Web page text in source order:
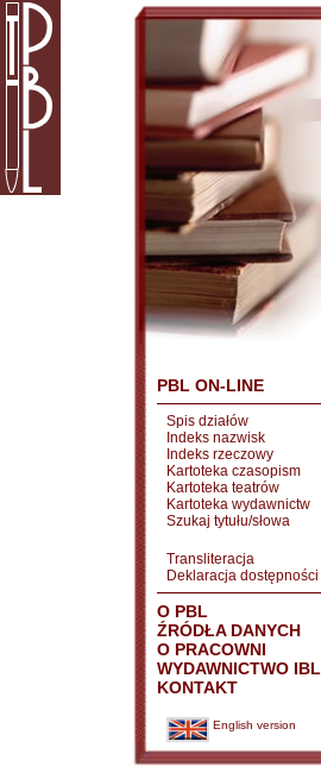
PBL ON-LINE
Spis działów
Indeks nazwisk
Indeks rzeczowy
Kartoteka czasopism
Kartoteka teatrów
Kartoteka wydawnictw
Szukaj tytułu/słowa
Transliteracja
Deklaracja dostępności
O PBL
ŹRÓDŁA DANYCH
O PRACOWNI
WYDAWNICTWO IBL
KONTAKT
English version